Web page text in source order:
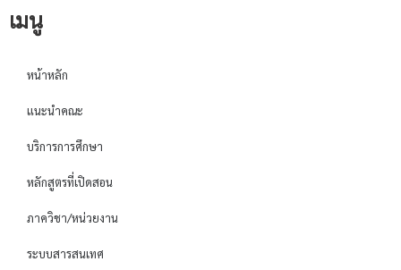
เมนู
หน้าหลัก
แนะนำคณะ
บริการการศึกษา
หลักสูตรที่เปิดสอน
ภาควิชา/หน่วยงาน
ระบบสารสนเทศ